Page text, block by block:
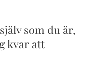
som du är,
kvar att